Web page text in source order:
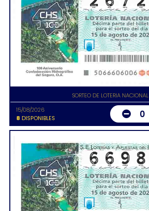
SORTEO DE LOTERIA NACIONAL
15/08/2026
8 DISPONIBLES 0